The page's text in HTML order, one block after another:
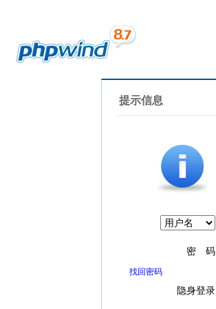
提示信息
密 码
找回密码
隐身登录